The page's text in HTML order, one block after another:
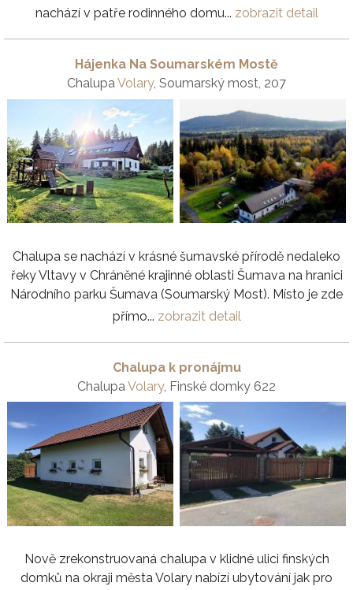
nachází v patře rodinného domu... zobrazit detail
Hájenka Na Soumarském Mostě
ChalupaVolary, Soumarský most, 207
Chalupa se nachází v krásné šumavské přírodě nedaleko
řeky Vltavy v Chráněné krajinné oblasti Šumava na hranici
Národního parku Šumava (Soumarský Most). Místo je zde
přímo... zobrazit detail
Chalupa k pronájmu
Chalupa Volary, Finské domky 622
Nově zrekonstruovaná chalupa v klidné ulici finských
domků na okraji města Volary nabízí ubytování jak pro